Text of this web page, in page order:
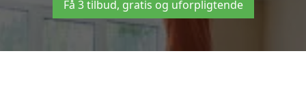
Få 3 tilbud, gratis og uforpligtende